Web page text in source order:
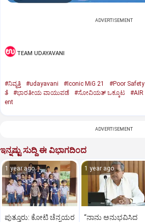
ADVERTISEMENT
TEAM UDAYAVANI
#ನಿವೃತ್ತಿ #udayavani #Iconic MiG 21 #Poor Safety
ತೆ
#ಭಾರತೀಯ ವಾಯುಪಡೆ #ಸೋವಿಯತ್‌ ಒಕ್ಕೂಟ #AIR
ent
ADVERTISEMENT
ಇನ್ನಷ್ಟು ಸುದ್ದಿ ಈ ವಿಭಾಗದಿಂದ
1 year ago
ಪುತ್ತೂರು: ಕೋಟಿ ಚೆನ್ನಯರ
1 year ago
“ನಾನು ಅನುಭವಿಸಿದ